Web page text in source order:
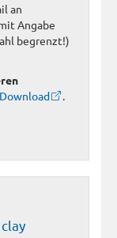
an
Angabe
begrenzt!)
.